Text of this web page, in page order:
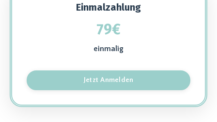
Einmalzahlung
79€
einmalig
Jetzt Anmelden